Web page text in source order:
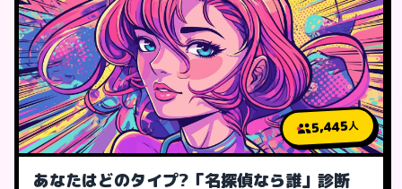
5,445人
あなたはどのタイプ?「名探偵なら誰」診断